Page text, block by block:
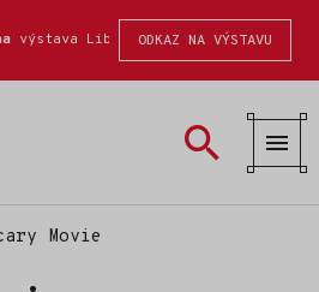
výstava Liberecké školy fotografické
ODKAZ NA VÝSTAVU
Movie